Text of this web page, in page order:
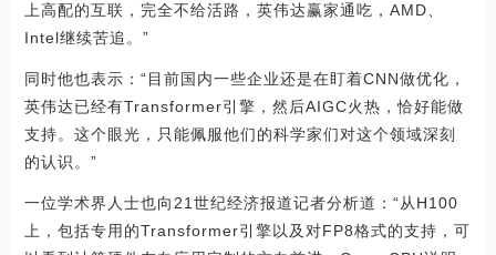
上高配的互联，完全不给活路，英伟达赢家通吃，AMD、
Intel继续苦追。”
同时他也表示：“目前国内一些企业还是在盯着CNN做优化，
英伟达已经有Transformer引擎，然后AIGC火热，恰好能做
支持。这个眼光，只能佩服他们的科学家们对这个领域深刻
的认识。”
一位学术界人士也向21世纪经济报道记者分析道：“从H100
上，包括专用的Transformer引擎以及对FP8格式的支持，可